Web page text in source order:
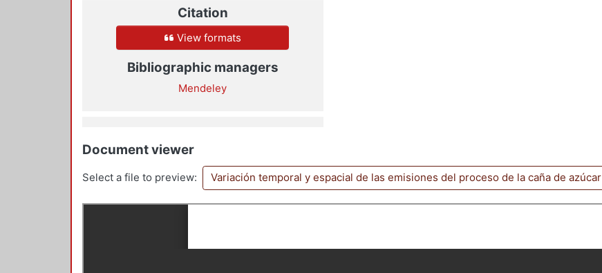
Citation
View formats
Bibliographic managers
Mendeley
Document viewer
Select a file to preview: Variación temporal y espacial de las emisiones del proceso de la caña de azúcar